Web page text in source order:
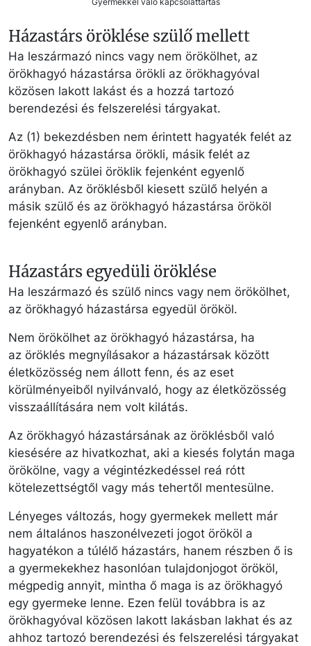
Házastárs öröklése szülő mellett
Ha leszármazó nincs vagy nem örökölhet, az
örökhagyó házastársa örökli az örökhagyóval
közösen lakott lakást és a hozzá tartozó
berendezési és felszerelési tárgyakat.
Az (1) bekezdésben nem érintett hagyaték felét az
örökhagyó házastársa örökli, másik felét az
örökhagyó szülei öröklik fejenként egyenlő
arányban. Az öröklésből kiesett szülő helyén a
másik szülő és az örökhagyó házastársa örököl
fejenként egyenlő arányban.
Házastárs egyedüli öröklése
Ha leszármazó és szülő nincs vagy nem örökölhet,
az örökhagyó házastársa egyedül örököl.
Nem örökölhet az örökhagyó házastársa, ha
az öröklés megnyílásakor a házastársak között
életközösség nem állott fenn, és az eset
körülményeiből nyilvánvaló, hogy az életközösség
visszaállítására nem volt kilátás.
Az örökhagyó házastársának az öröklésből való
kiesésére az hivatkozhat, aki a kiesés folytán maga
örökölne, vagy a végintézkedéssel reá rótt
kötelezettségtől vagy más tehertől mentesülne.
Lényeges változás, hogy gyermekek mellett már
nem általános haszonélvezeti jogot örököl a
hagyatékon a túlélő házastárs, hanem részben ő is
a gyermekekhez hasonlóan tulajdonjogot örököl,
mégpedig annyit, mintha ő maga is az örökhagyó
egy gyermeke lenne. Ezen felül továbbra is az
örökhagyóval közösen lakott lakásban lakhat és az
ahhoz tartozó berendezési és felszerelési tárgyakat